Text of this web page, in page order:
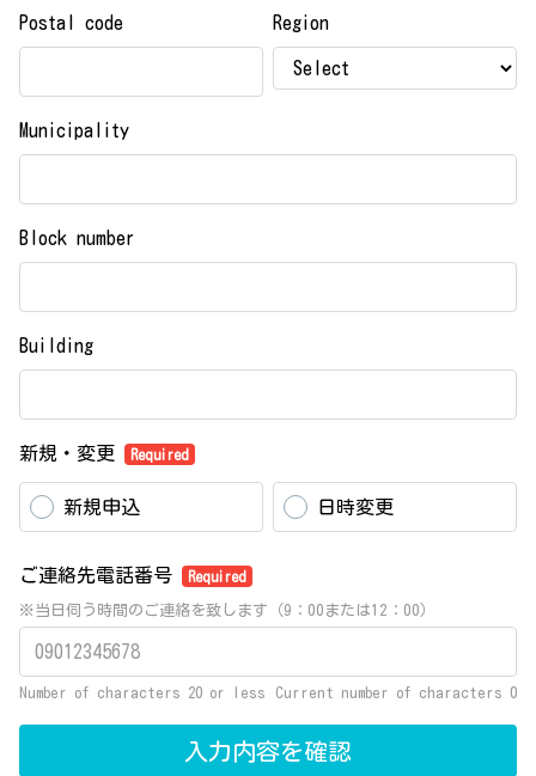
Postal code Region
Municipality
Block number
Building
新規・変更 Required
新規申込 日時変更
ご連絡先電話番号 Required
※当日伺う時間のご連絡を致します（9：00または12：00）
Number of characters 20 or less Current number of characters 0
入力内容を確認